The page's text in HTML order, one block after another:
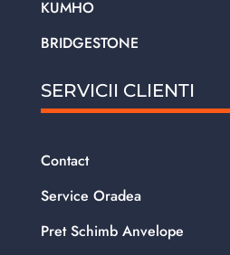
KUMHO
BRIDGESTONE
SERVICII CLIENTI
Contact
Service Oradea
Pret Schimb Anvelope